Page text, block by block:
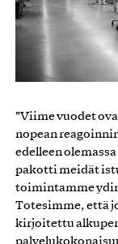
”Viime vuodet
nopean
edelleen
pakotti meidät
toimintamme
Totesimme, että
kirjoitettu